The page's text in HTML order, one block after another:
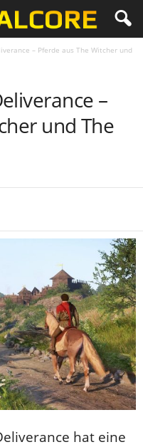
– Pferde aus The Witcher und
–
und The
hat eine